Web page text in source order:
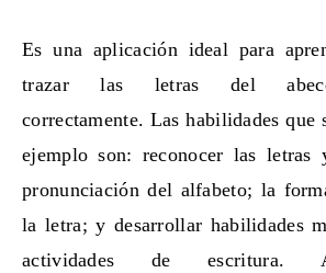
Es una aplicación ideal para
trazar las letras del
correctamente. Las habilidades que
ejemplo son: reconocer las letras
pronunciación del alfabeto; la
la letra; y desarrollar habilidades
actividades de escritura.